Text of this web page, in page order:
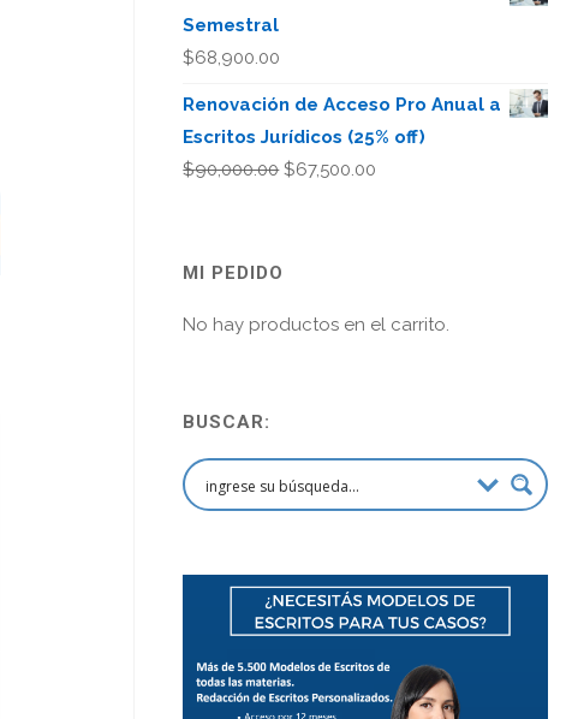
Semestral
$68,900.00
Renovación de Acceso Pro Anual a
Escritos Jurídicos (25% off)
$90,000.00 El
$67,500.00
MI PEDIDO
No hay productos en el carrito.
BUSCAR: